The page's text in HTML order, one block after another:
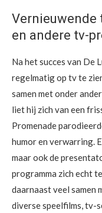
Vernieuwende
en andere tv-
Na het succes van De
regelmatig op tv te
samen met onder
liet hij zich van een
Promenade
humor en verwarring.
maar ook de
programma zich echt
daarnaast veel samen
diverse speelfilms, tv-